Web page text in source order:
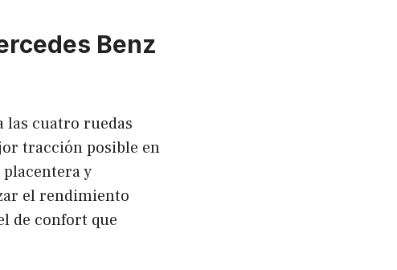
Benz
las cuatro ruedas
tracción posible en
y
el rendimiento
de confort que